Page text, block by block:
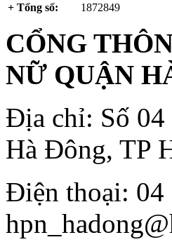
+ Tổng số:
1872849
CỔNG
NỮ QUẬN
Địa chỉ: Số
Hà Đông, TP
Điện thoại: 04